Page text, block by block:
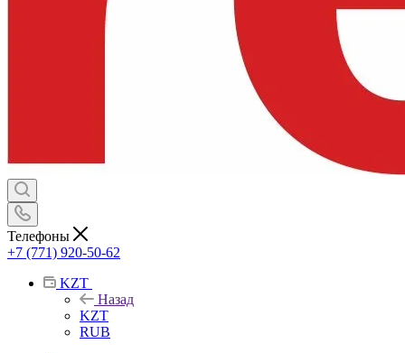
Телефоны
+7 (771) 920-50-62
KZT
Назад
KZT
RUB